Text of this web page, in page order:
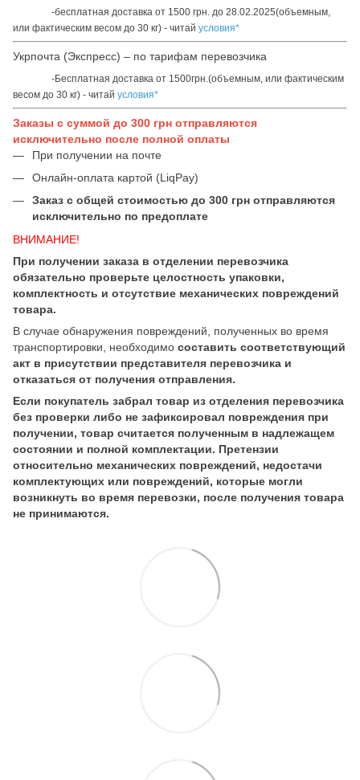
-бесплатная доставка от 1500 грн. до 28.02.2025(объемным,
или фактическим весом до 30 кг) - читай условия*
Укрпочта (Экспресс) – по тарифам перевозчика
-Бесплатная доставка от 1500грн.(объемным, или фактическим
весом до 30 кг) - читай условия*
Заказы с суммой до 300 грн отправляются
исключительно после полной оплаты
При получении на почте
Онлайн-оплата картой (LiqPay)
Заказ с общей стоимостью до 300 грн отправляются
исключительно по предоплате
ВНИМАНИЕ!
При получении заказа в отделении перевозчика
обязательно проверьте целостность упаковки,
комплектность и отсутствие механических повреждений
товара.
В случае обнаружения повреждений, полученных во время
транспортировки, необходимо составить соответствующий
акт в присутствии представителя перевозчика и
отказаться от получения отправления.
Если покупатель забрал товар из отделения перевозчика
без проверки либо не зафиксировал повреждения при
получении, товар считается полученным в надлежащем
состоянии и полной комплектации. Претензии
относительно механических повреждений, недостачи
комплектующих или повреждений, которые могли
возникнуть во время перевозки, после получения товара
не принимаются.